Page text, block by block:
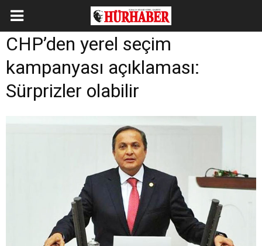
CHP’den yerel seçim
kampanyası açıklaması:
Sürprizler olabilir